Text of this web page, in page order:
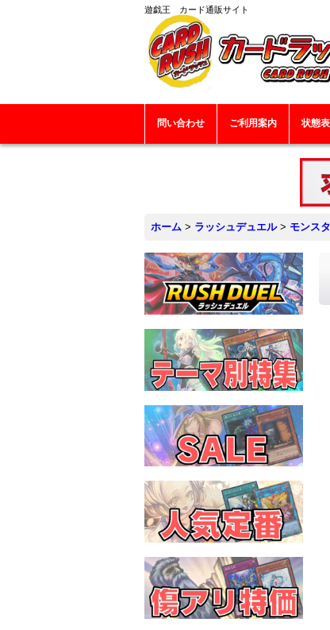
遊戯王 カード通販サイト
問い合わせ ご利用案内 状態
ホーム > ラッシュデュエル > モンス